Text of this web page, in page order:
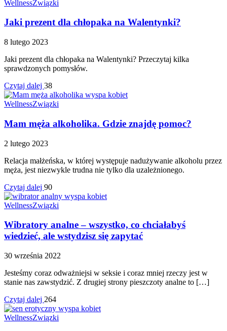
WellnessZwiązki
Jaki prezent dla chłopaka na Walentynki?
8 lutego 2023
Jaki prezent dla chłopaka na Walentynki? Przeczytaj kilka
sprawdzonych pomysłów.
Czytaj dalej 38
WellnessZwiązki
Mam męża alkoholika. Gdzie znajdę pomoc?
2 lutego 2023
Relacja małżeńska, w której występuje nadużywanie alkoholu przez
męża, jest niezwykle trudna nie tylko dla uzależnionego.
Czytaj dalej 90
WellnessZwiązki
Wibratory analne – wszystko, co chciałabyś
wiedzieć, ale wstydzisz się zapytać
30 września 2022
Jesteśmy coraz odważniejsi w seksie i coraz mniej rzeczy jest w
stanie nas zawstydzić. Z drugiej strony pieszczoty analne to […]
Czytaj dalej 264
WellnessZwiązki